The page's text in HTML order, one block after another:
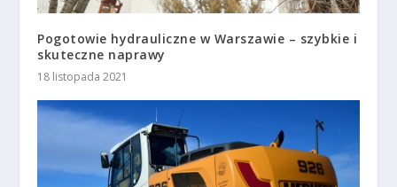
Pogotowie hydrauliczne w Warszawie – szybkie i
skuteczne naprawy
18 listopada 2021